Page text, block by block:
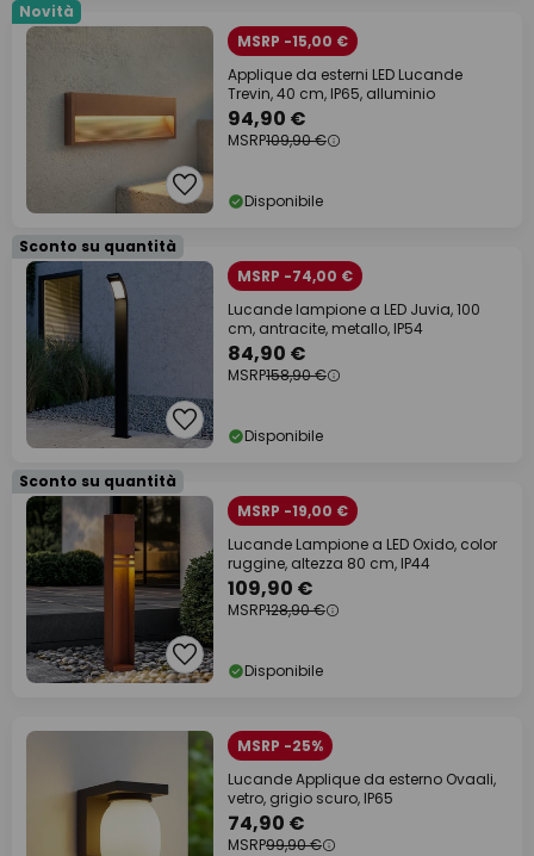
Novità
MSRP -15,00 €
Applique da esterni LED Lucande
Trevin, 40 cm, IP65, alluminio
94,90 €
MSRP109,90 €
Disponibile
Sconto su quantità
MSRP -74,00 €
Lucande lampione a LED Juvia, 100
cm, antracite, metallo, IP54
84,90 €
MSRP158,90 €
Disponibile
Sconto su quantità
MSRP -19,00 €
Lucande Lampione a LED Oxido, color
ruggine, altezza 80 cm, IP44
109,90 €
MSRP128,90 €
Disponibile
MSRP -25%
Lucande Applique da esterno Ovaali,
vetro, grigio scuro, IP65
74,90 €
MSRP99,90 €